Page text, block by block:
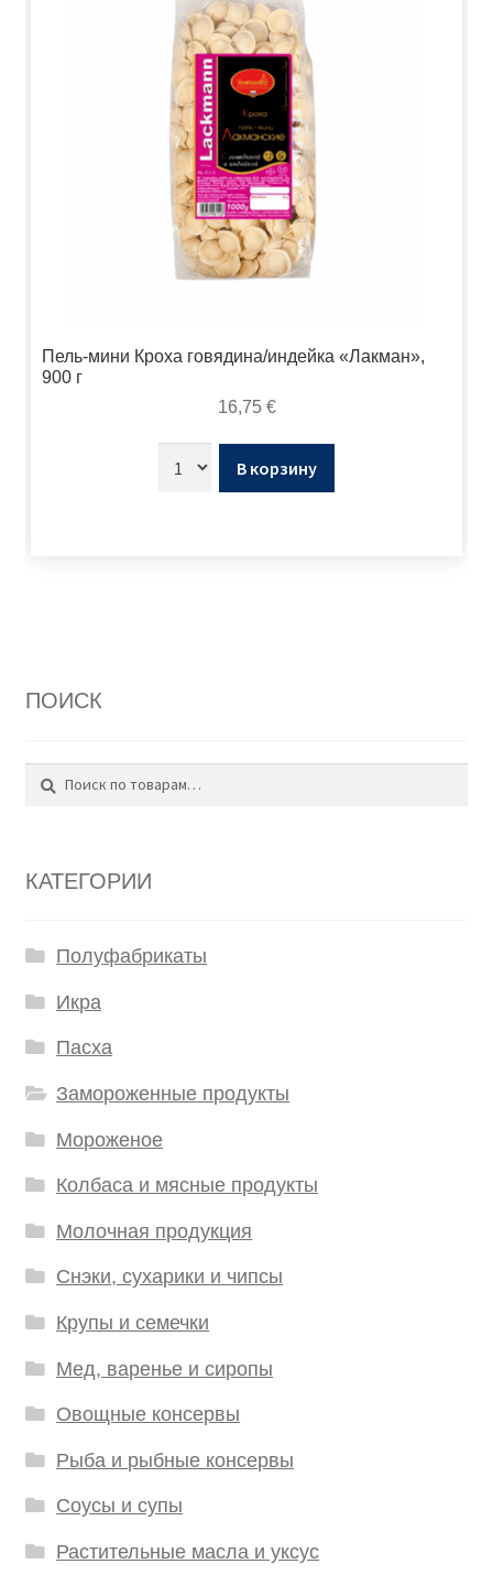
Пель-мини Кроха говядина/индейка «Лакман»,
900 г
16,75 €
В корзину
ПОИСК
КАТЕГОРИИ
Полуфабрикаты
Икра
Пасха
Замороженные продукты
Мороженое
Колбаса и мясные продукты
Молочная продукция
Снэки, сухарики и чипсы
Крупы и семечки
Мед, варенье и сиропы
Овощные консервы
Рыба и рыбные консервы
Соусы и супы
Растительные масла и уксус